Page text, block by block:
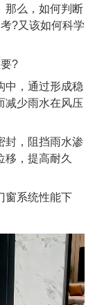
那么，如何判断
?又该如何科学
?
，通过形成稳
减少雨水在风压
，阻挡雨水渗
移，提高耐久
系统性能下